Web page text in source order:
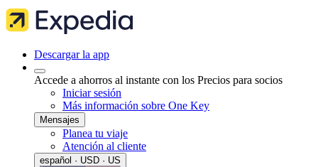
Descargar la app
Accede a ahorros al instante con los Precios para socios
Iniciar sesión
Más información sobre One Key
Mensajes
Planea tu viaje
Atención al cliente
español · USD · US